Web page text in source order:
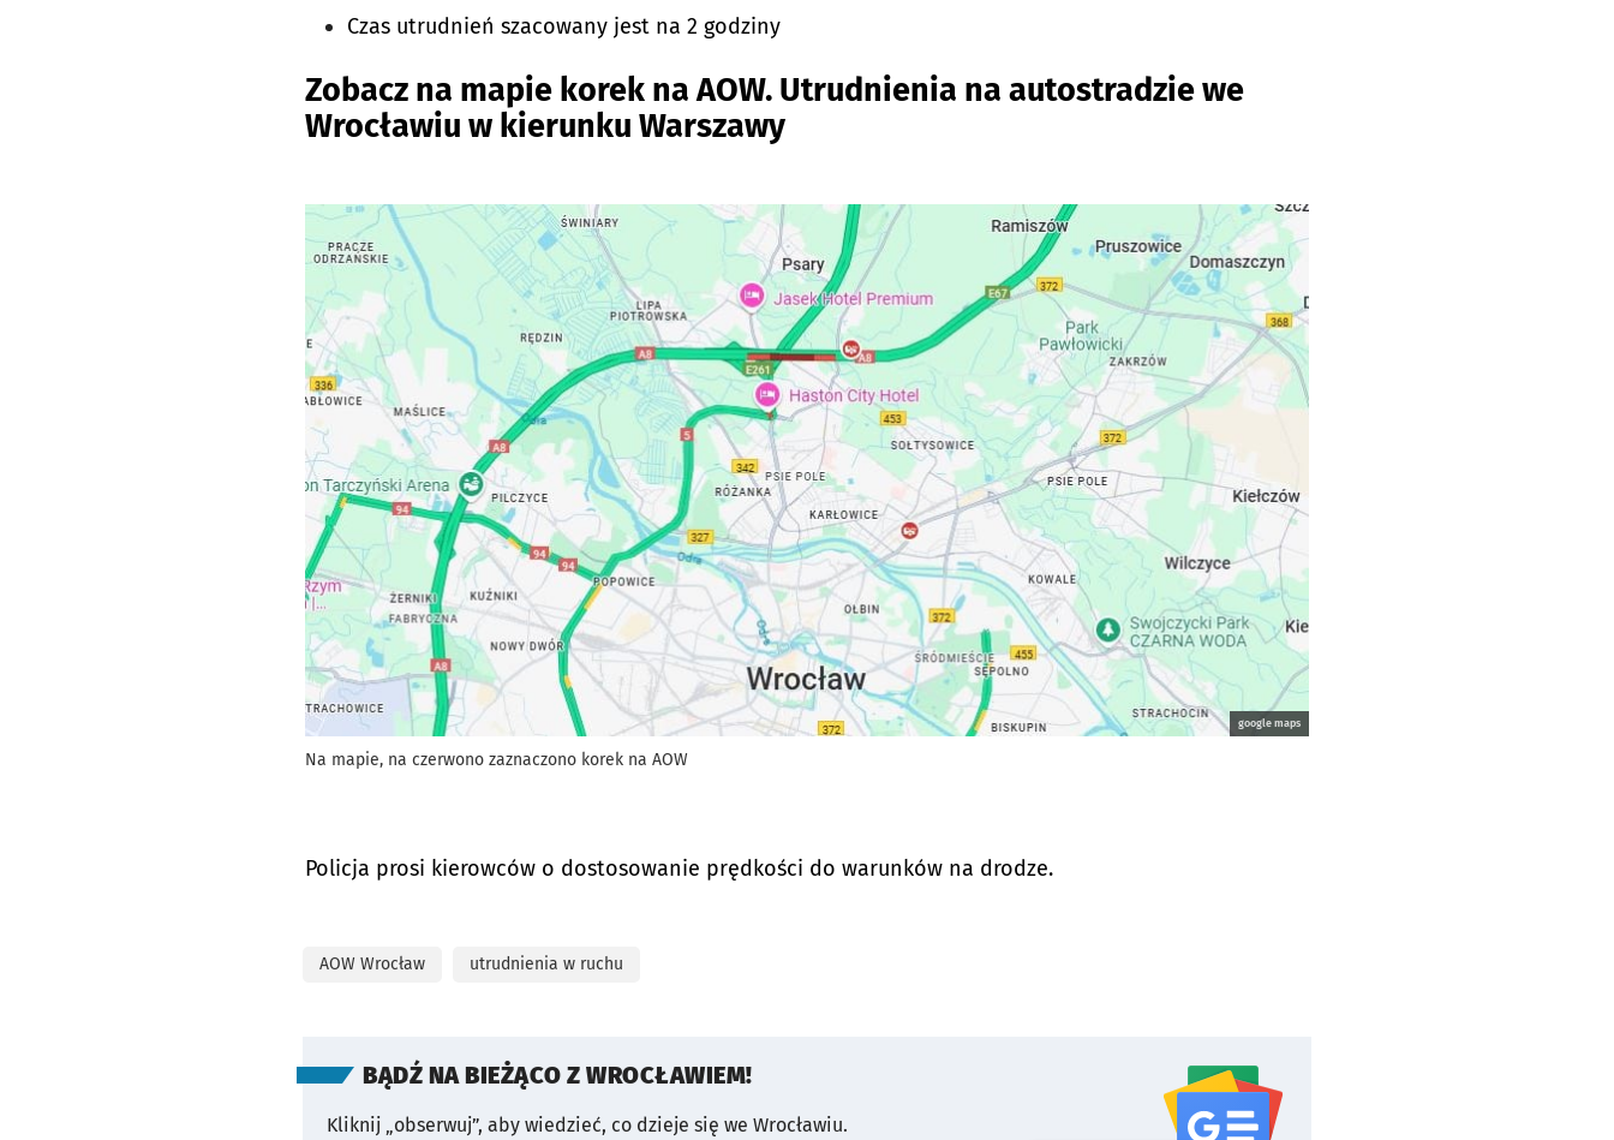
Czas utrudnień szacowany jest na 2 godziny
Zobacz na mapie korek na AOW. Utrudnienia na autostradzie we
Wrocławiu w kierunku Warszawy
google maps
Na mapie, na czerwono zaznaczono korek na AOW
Policja prosi kierowców o dostosowanie prędkości do warunków na drodze.
AOW Wrocław utrudnienia w ruchu
BĄDŹ NA BIEŻĄCO Z WROCŁAWIEM!
Kliknij „obserwuj”, aby wiedzieć, co dzieje się we Wrocławiu.